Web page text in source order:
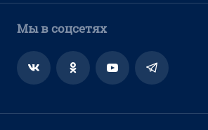
Мы в соцсетях